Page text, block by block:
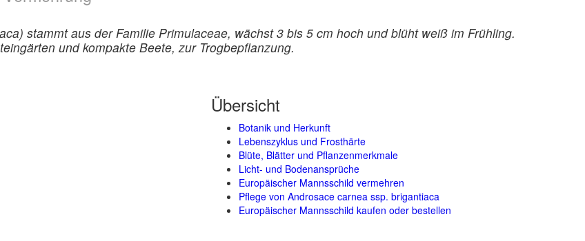
stammt aus der Familie Primulaceae, wächst 3 bis 5 cm hoch und blüht weiß im Frühling.
und kompakte Beete, zur Trogbepflanzung.
Übersicht
Botanik und Herkunft
Lebenszyklus und Frosthärte
Blüte, Blätter und Pflanzenmerkmale
Licht- und Bodenansprüche
Europäischer Mannsschild vermehren
Pflege von Androsace carnea ssp. brigantiaca
Europäischer Mannsschild kaufen oder bestellen